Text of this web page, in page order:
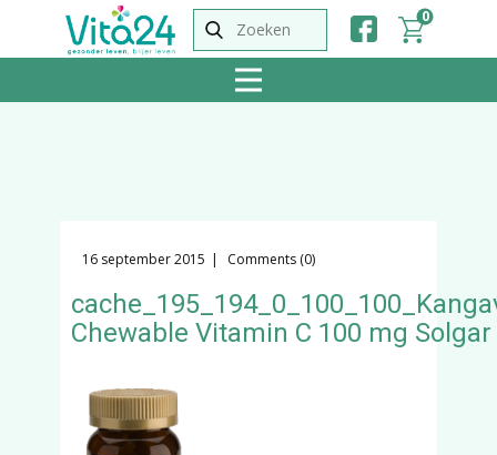
0
16 september 2015 Comments (0)
Chewable Vitamin C 100 mg Solgar